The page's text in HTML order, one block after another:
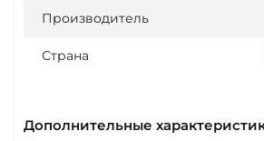
Производитель
Страна
Дополнительные